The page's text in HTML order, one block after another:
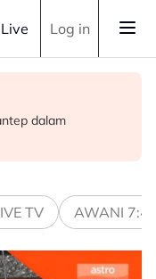
Live Log in
dalam
tiga anggota
penyusutan
TV AWANI